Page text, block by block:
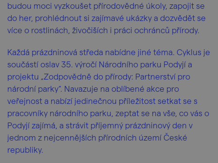
budou moci vyzkoušet přírodovědné úkoly, zapojit se
do her, prohlédnout si zajímavé ukázky a dozvědět se
více o rostlinách, živočiších i práci ochránců přírody.
Každá prázdninová středa nabídne jiné téma. Cyklus je
součástí oslav 35. výročí Národního parku Podyjí a
projektu „Zodpovědně do přírody: Partnerství pro
národní parky“. Navazuje na oblíbené akce pro
veřejnost a nabízí jedinečnou příležitost setkat se s
pracovníky národního parku, zeptat se na vše, co vás o
Podyjí zajímá, a strávit příjemný prázdninový den v
jednom z nejcennějších přírodních území České
republiky.